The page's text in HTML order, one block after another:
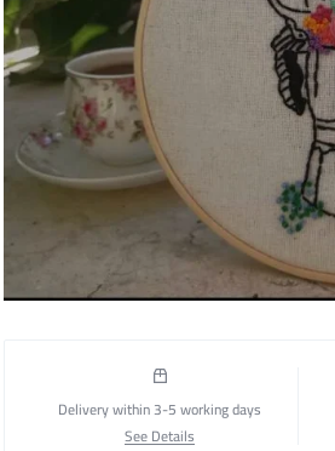
Delivery within 3-5 working days
See Details